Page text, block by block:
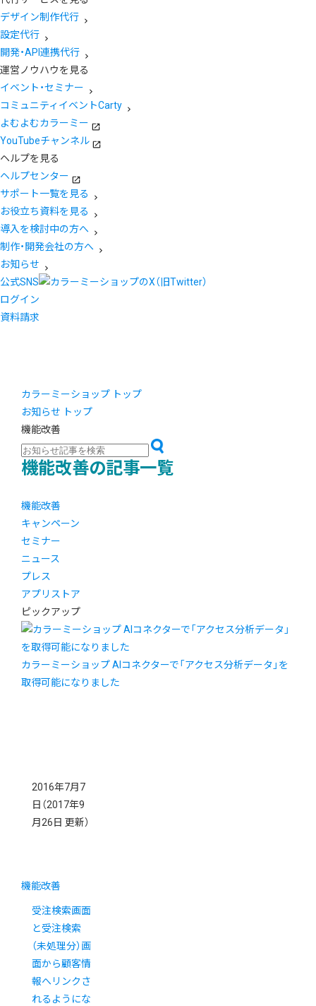
デザイン制作代行
設定代行
開発・API連携代行
運営ノウハウを見る
イベント・セミナー
コミュニティイベントCarty
よむよむカラーミー
YouTubeチャンネル
ヘルプを見る
ヘルプセンター
サポート一覧を見る
お役立ち資料を見る
導入を検討中の方へ
制作・開発会社の方へ
お知らせ
公式SNS
ログイン
資料請求
カラーミーショップ トップ
お知らせ トップ
機能改善
機能改善の記事一覧
機能改善
キャンペーン
セミナー
ニュース
プレス
アプリストア
ピックアップ
カラーミーショップ AIコネクターで「アクセス分析データ」を
取得可能になりました
2016年7月7
日 （2017年9
月26日 更新）
機能改善
受注検索画面
と受注検索
（未処理分）画
面から顧客情
報へリンクさ
れるようにな